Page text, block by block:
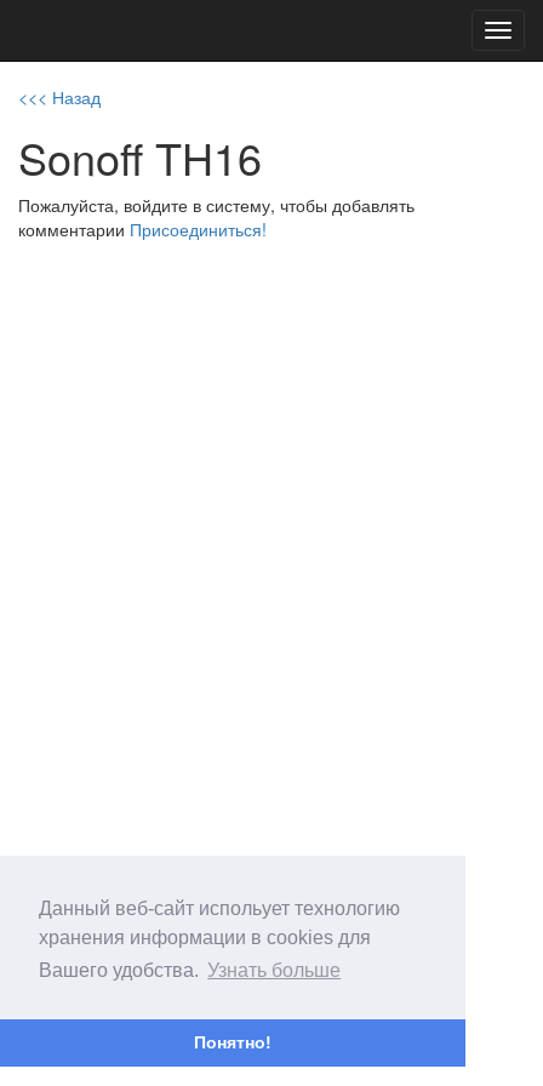
Данный веб-сайт испольует технологию
хранения информации в cookies для
Вашего удобства. Узнать больше
Понятно!
<<< Назад
Sonoff TH16
Пожалуйста, войдите в систему, чтобы добавлять
комментарии Присоединиться!